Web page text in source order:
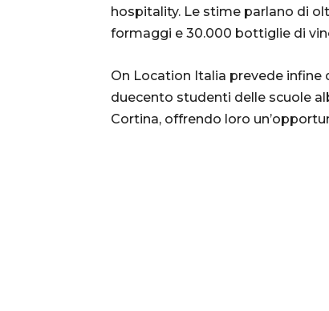
hospitality. Le stime parlano di
formaggi e 30.000 bottiglie di
On Location Italia prevede infine
duecento studenti delle scuole
Cortina, offrendo loro